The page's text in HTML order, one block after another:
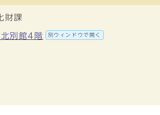
財課
別館4階 別ウィンドウで開く